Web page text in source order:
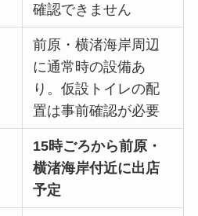
確認できません
前原・横渚海岸周辺
に通常時の設備あ
り。仮設トイレの配
置は事前確認が必要
15時ごろから前原・
横渚海岸付近に出店
予定